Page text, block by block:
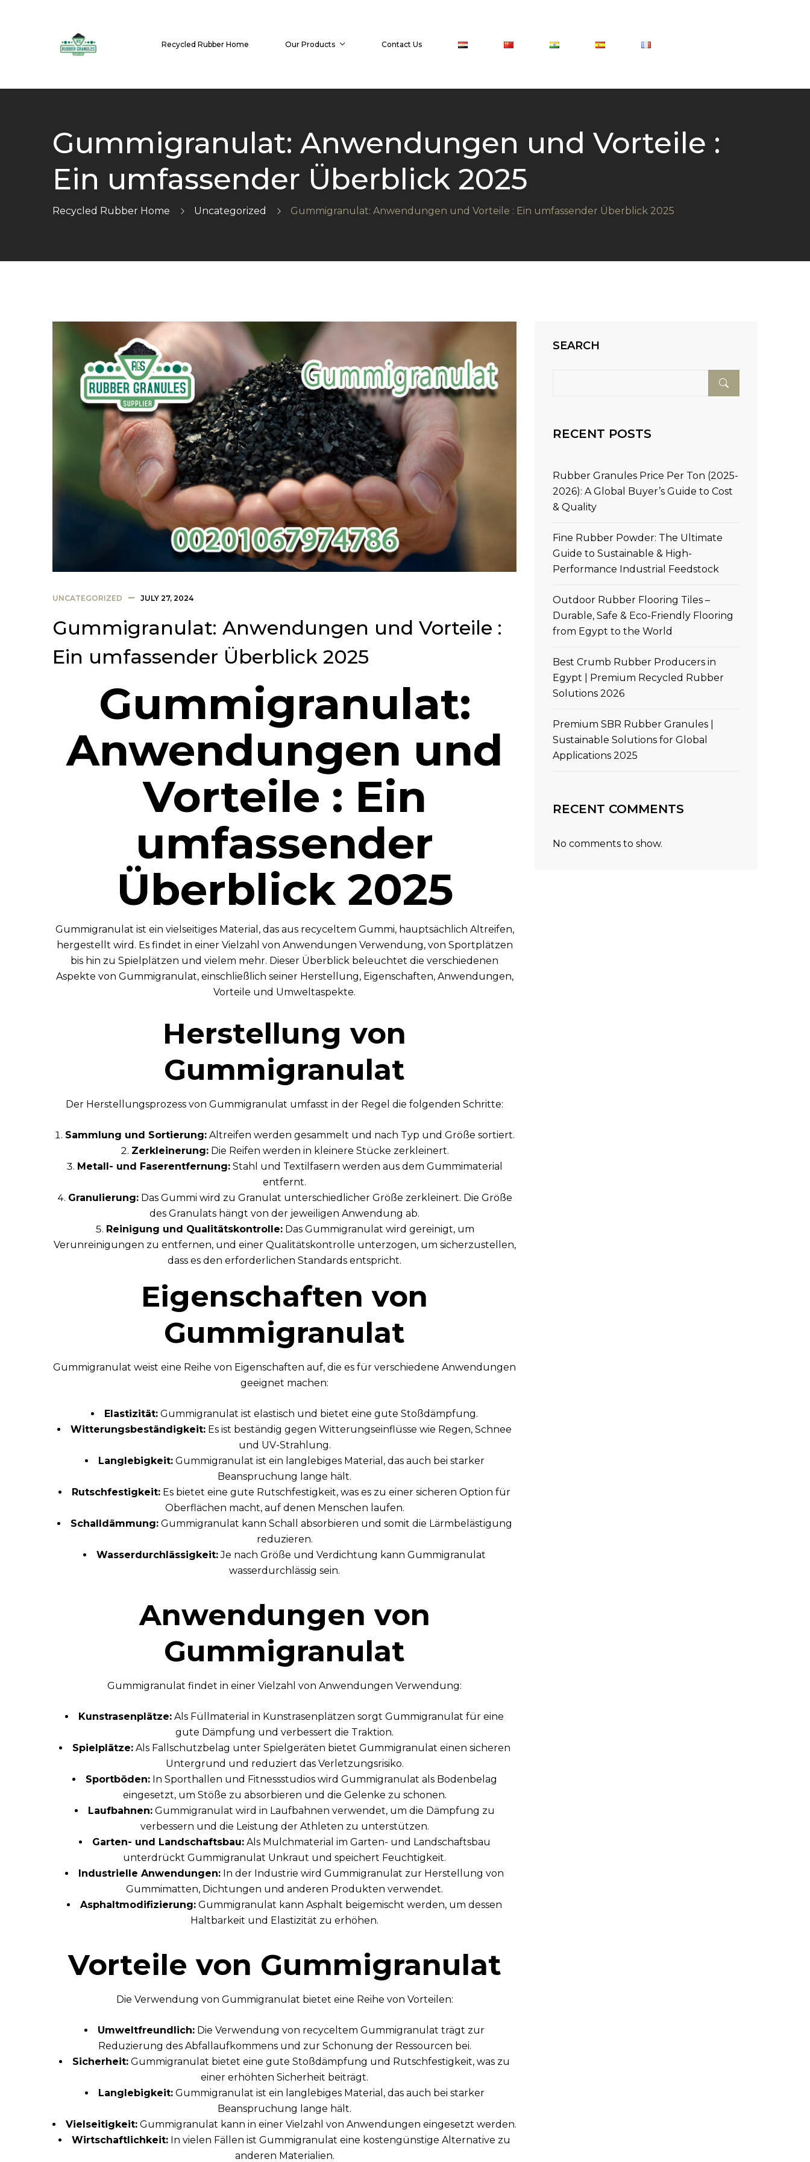
Recycled Rubber Home Our Products Contact Us
Gummigranulat: Anwendungen und Vorteile :
Ein umfassender Überblick 2025
Recycled Rubber Home Uncategorized Gummigranulat: Anwendungen und Vorteile : Ein umfassender Überblick 2025
UNCATEGORIZED JULY 27, 2024
Gummigranulat: Anwendungen und Vorteile :
Ein umfassender Überblick 2025
Gummigranulat:
Anwendungen und
Vorteile : Ein
umfassender
Überblick 2025
Gummigranulat ist ein vielseitiges Material, das aus recyceltem Gummi, hauptsächlich Altreifen,
hergestellt wird. Es findet in einer Vielzahl von Anwendungen Verwendung, von Sportplätzen
bis hin zu Spielplätzen und vielem mehr. Dieser Überblick beleuchtet die verschiedenen
Aspekte von Gummigranulat, einschließlich seiner Herstellung, Eigenschaften, Anwendungen,
Vorteile und Umweltaspekte.
Herstellung von
Gummigranulat
Der Herstellungsprozess von Gummigranulat umfasst in der Regel die folgenden Schritte:
Sammlung und Sortierung: Altreifen werden gesammelt und nach Typ und Größe sortiert.
Zerkleinerung:Die Reifen werden in kleinere Stücke zerkleinert.
Metall- und Faserentfernung: Stahl und Textilfasern werden aus dem Gummimaterial
entfernt.
Granulierung:Das Gummi wird zu Granulat unterschiedlicher Größe zerkleinert. Die Größe
des Granulats hängt von der jeweiligen Anwendung ab.
Reinigung und Qualitätskontrolle:Das Gummigranulat wird gereinigt, um
Verunreinigungen zu entfernen, und einer Qualitätskontrolle unterzogen, um sicherzustellen,
dass es den erforderlichen Standards entspricht.
Eigenschaften von
Gummigranulat
Gummigranulat weist eine Reihe von Eigenschaften auf, die es für verschiedene Anwendungen
geeignet machen:
Elastizität: Gummigranulat ist elastisch und bietet eine gute Stoßdämpfung.
Witterungsbeständigkeit: Es ist beständig gegen Witterungseinflüsse wie Regen, Schnee
und UV-Strahlung.
Langlebigkeit:Gummigranulat ist ein langlebiges Material, das auch bei starker
Beanspruchung lange hält.
Rutschfestigkeit: Es bietet eine gute Rutschfestigkeit, was es zu einer sicheren Option für
Oberflächen macht, auf denen Menschen laufen.
Schalldämmung:Gummigranulat kann Schall absorbieren und somit die Lärmbelästigung
reduzieren.
Wasserdurchlässigkeit:Je nach Größe und Verdichtung kann Gummigranulat
wasserdurchlässig sein.
Anwendungen von
Gummigranulat
Gummigranulat findet in einer Vielzahl von Anwendungen Verwendung:
Kunstrasenplätze: Als Füllmaterial in Kunstrasenplätzen sorgt Gummigranulat für eine
gute Dämpfung und verbessert die Traktion.
Spielplätze:Als Fallschutzbelag unter Spielgeräten bietet Gummigranulat einen sicheren
Untergrund und reduziert das Verletzungsrisiko.
Sportböden:In Sporthallen und Fitnessstudios wird Gummigranulat als Bodenbelag
eingesetzt, um Stöße zu absorbieren und die Gelenke zu schonen.
Laufbahnen:Gummigranulat wird in Laufbahnen verwendet, um die Dämpfung zu
verbessern und die Leistung der Athleten zu unterstützen.
Garten- und Landschaftsbau:Als Mulchmaterial im Garten- und Landschaftsbau
unterdrückt Gummigranulat Unkraut und speichert Feuchtigkeit.
Industrielle Anwendungen: In der Industrie wird Gummigranulat zur Herstellung von
Gummimatten, Dichtungen und anderen Produkten verwendet.
Asphaltmodifizierung: Gummigranulat kann Asphalt beigemischt werden, um dessen
Haltbarkeit und Elastizität zu erhöhen.
Vorteile von Gummigranulat
Die Verwendung von Gummigranulat bietet eine Reihe von Vorteilen:
Umweltfreundlich: Die Verwendung von recyceltem Gummigranulat trägt zur
Reduzierung des Abfallaufkommens und zur Schonung der Ressourcen bei.
Sicherheit: Gummigranulat bietet eine gute Stoßdämpfung und Rutschfestigkeit, was zu
einer erhöhten Sicherheit beiträgt.
Langlebigkeit:Gummigranulat ist ein langlebiges Material, das auch bei starker
Beanspruchung lange hält.
Vielseitigkeit: Gummigranulat kann in einer Vielzahl von Anwendungen eingesetzt werden.
Wirtschaftlichkeit: In vielen Fällen ist Gummigranulat eine kostengünstige Alternative zu
anderen Materialien.
SEARCH
RECENT POSTS
Rubber Granules Price Per Ton (2025-
2026): A Global Buyer’s Guide to Cost
& Quality
Fine Rubber Powder: The Ultimate
Guide to Sustainable & High-
Performance Industrial Feedstock
Outdoor Rubber Flooring Tiles –
Durable, Safe & Eco-Friendly Flooring
from Egypt to the World
Best Crumb Rubber Producers in
Egypt | Premium Recycled Rubber
Solutions 2026
Premium SBR Rubber Granules |
Sustainable Solutions for Global
Applications 2025
RECENT COMMENTS
No comments to show.